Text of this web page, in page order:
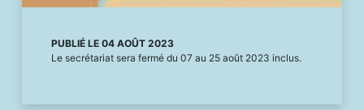
PUBLIÉ LE 04 AOÛT 2023
Le secrétariat sera fermé du 07 au 25 août 2023 inclus.